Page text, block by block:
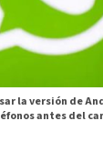
la versión de
antes del